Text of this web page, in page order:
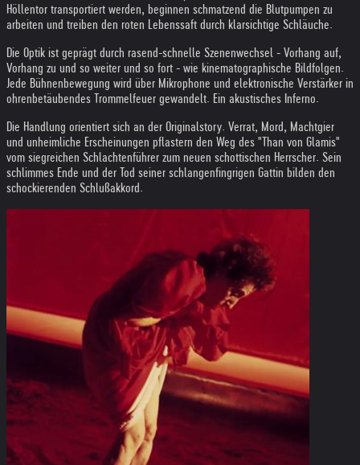
Höllentor transportiert werden, beginnen schmatzend die Blutpumpen zu
arbeiten und treiben den roten Lebenssaft durch klarsichtige Schläuche.
Die Optik ist geprägt durch rasend-schnelle Szenenwechsel - Vorhang auf,
Vorhang zu und so weiter und so fort - wie kinematographische Bildfolgen.
Jede Bühnenbewegung wird über Mikrophone und elektronische Verstärker in
ohrenbetäubendes Trommelfeuer gewandelt. Ein akustisches Inferno.
Die Handlung orientiert sich an der Originalstory. Verrat, Mord, Machtgier
und unheimliche Erscheinungen pflastern den Weg des "Than von Glamis"
vom siegreichen Schlachtenführer zum neuen schottischen Herrscher. Sein
schlimmes Ende und der Tod seiner schlangenfingrigen Gattin bilden den
schockierenden Schlußakkord.